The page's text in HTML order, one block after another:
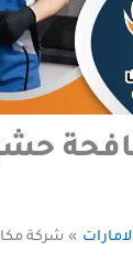
شركة